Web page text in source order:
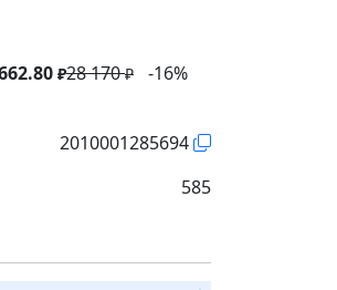
₽28 170₽ -16%
2010001285694
585